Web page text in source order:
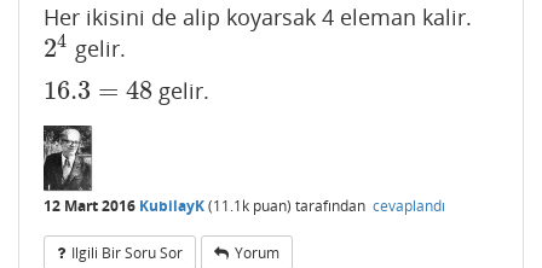
Her ikisini de alip koyarsak 4 eleman kalir.
24
24 gelir.
16.3 = 48
16.3= 48 gelir.
12 Mart 2016 KubilayK(11.1k puan) tarafından cevaplandı
Ilgili Bir Soru Sor Yorum